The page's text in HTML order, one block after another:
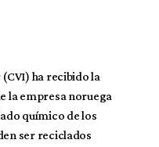
ha recibido la
la empresa noruega
químico de los
ser reciclados